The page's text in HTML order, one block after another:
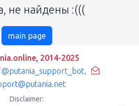
не найдены :(((
main page
2014-2025
@putania_support_bot,
Disclaimer: